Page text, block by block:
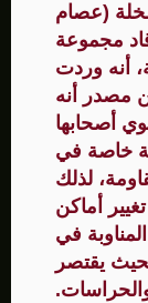
(عصام
مجموعة
أنه وردت
من مصدر أنه
أصحابها
خاصة في
لذلك
أماكن
في
يقتصر